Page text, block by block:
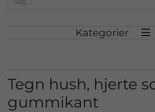
Kategorier 
Tegn hush, hjerte
gummikant